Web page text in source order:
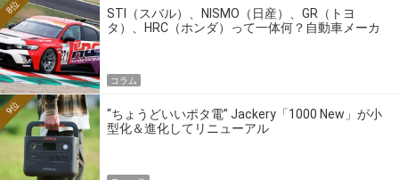
STI（スバル）、NISMO（日産）、GR（トヨ
タ）、HRC（ホンダ）って一体何？自動車メーカ
8位
コラム
“ちょうどいいポタ電” Jackery「1000 New」が小
型化＆進化してリニューアル
9位